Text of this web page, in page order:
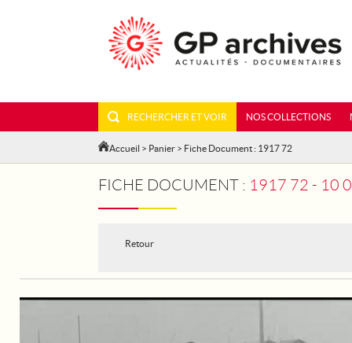
RECHERCHER ET VOIR NOS COLLECTIONS
Accueil > Panier > Fiche Document : 1917 72
FICHE DOCUMENT : 1917 72 - 10
Retour